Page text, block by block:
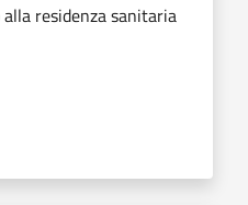
residenza sanitaria